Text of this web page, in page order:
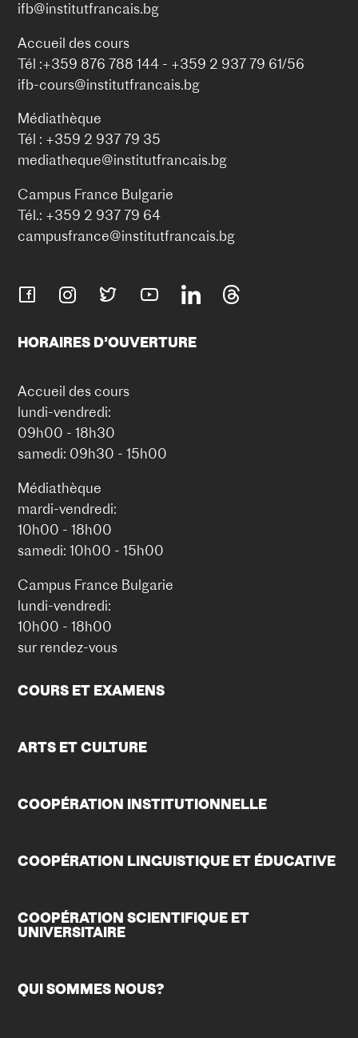
ifb@institutfrancais.bg
Accueil des cours
Tél :+359 876 788 144 - +359 2 937 79 61/56
ifb-cours@institutfrancais.bg
Médiathèque
Tél : +359 2 937 79 35
mediatheque@institutfrancais.bg
Campus France Bulgarie
Tél.: +359 2 937 79 64
campusfrance@institutfrancais.bg
HORAIRES D’OUVERTURE
Accueil des cours
lundi-vendredi:
09h00 - 18h30
samedi: 09h30 - 15h00
Médiathèque
mardi-vendredi:
10h00 - 18h00
samedi: 10h00 - 15h00
Campus France Bulgarie
lundi-vendredi:
10h00 - 18h00
sur rendez-vous
COURS ET EXAMENS
ARTS ET CULTURE
COOPÉRATION INSTITUTIONNELLE
COOPÉRATION LINGUISTIQUE ET ÉDUCATIVE
COOPÉRATION SCIENTIFIQUE ET
UNIVERSITAIRE
QUI SOMMES NOUS?